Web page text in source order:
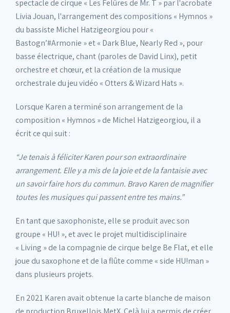
spectacle de cirque « Les Felûres de Mr. T » par l'acrobate
Livia Jouan, l'arrangement des compositions « Hymnos »
du bassiste Michel Hatzigeorgiou pour «
Bastogn’#Armonie » et « Dark Blue, Nearly Red », pour
basse électrique, chant (paroles de David Linx), petit
orchestre et chœur, et la création de la musique
orchestrale du jeu vidéo « Otters & Wizard Hats ».
Lorsque Karen a terminé son arrangement de la
composition « Hymnos » de Michel Hatzigeorgiou, il a
écrit ce qui suit :
“Je tenais à féliciter Karen pour son extraordinaire
arrangement. Elle y a mis de la joie et de la fantaisie avec
un savoir faire hors du commun. Bravo Karen de magnifier
toutes les musiques qui passent entre tes mains.”
En tant que saxophoniste, elle se produit avec son
groupe « HU! », et avec le projet multidisciplinaire
« Living » de la compagnie de cirque belge Be Flat, et elle
joue du saxophone et de la flûte comme « side HU!man »
dans plusieurs projets.
En 2021 Karen avait obtenue la carte blanche de maison